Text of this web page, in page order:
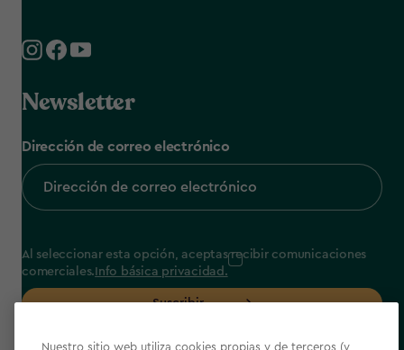
Newsletter
Dirección de correo electrónico
Al seleccionar esta opción, aceptas recibir comunicaciones
comerciales. Info básica privacidad.
Suscribir
Nuestro sitio web utiliza cookies propias y de terceros (y